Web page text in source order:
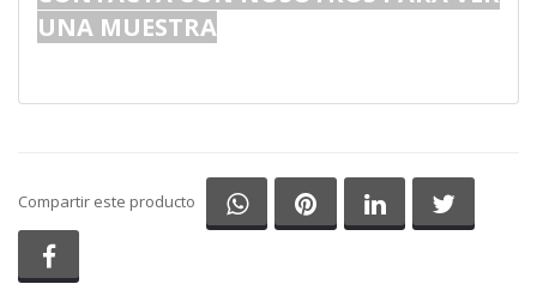
UNA MUESTRA
Compartir este producto Compartir en Whatsapp
Compartir en Pinterest
Compartir en